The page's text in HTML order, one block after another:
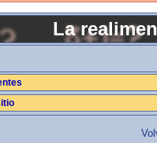
La